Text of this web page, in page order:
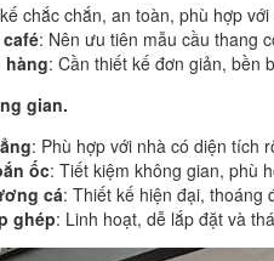
chắc chắn, an toàn, phù hợp
: Nên ưu tiên mẫu cầu thang
hàng: Cần thiết kế đơn giản, bền
gian.
: Phù hợp với nhà có diện tích
ốc: Tiết kiệm không gian, phù
cá: Thiết kế hiện đại, thoáng
ghép: Linh hoạt, dễ lắp đặt và